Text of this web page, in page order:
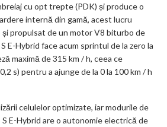
cu opt trepte (PDK) și produce o
internă din gamă, acest lucru
propulsat de un motor V8 biturbo de
E-Hybrid face acum sprintul de la zero la
maximă de 315 km / h, ceea ce
s) pentru a ajunge de la 0 la 100 km / h
celulelor optimizate, iar modurile de
E-Hybrid are o autonomie electrică de